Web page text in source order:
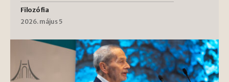
Filozófia
2026. május 5